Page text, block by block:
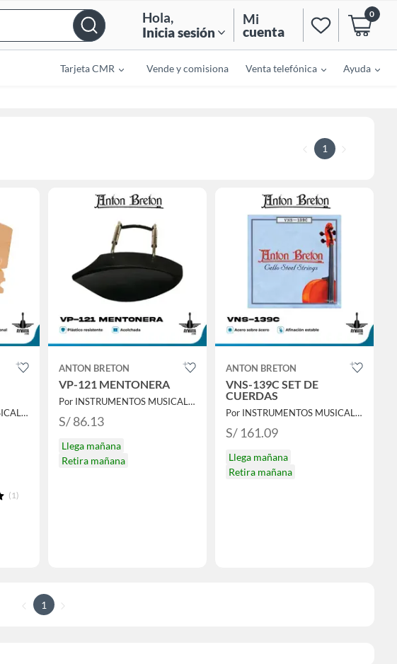
Hola,
Inicia sesión
Mi
cuenta
0
Tarjeta CMR Vende y comisiona Venta telefónica Ayuda
1
Por INSTRUMENTOS MUSICALES AYMARA
(1)
ANTON BRETON
VP-121 MENTONERA
Por INSTRUMENTOS MUSICALES AYMARA
S/ 86.13
Llega mañana
Retira mañana
ANTON BRETON
VNS-139C SET DE
CUERDAS
Por INSTRUMENTOS MUSICALES AYMARA
S/ 161.09
Llega mañana
Retira mañana
1